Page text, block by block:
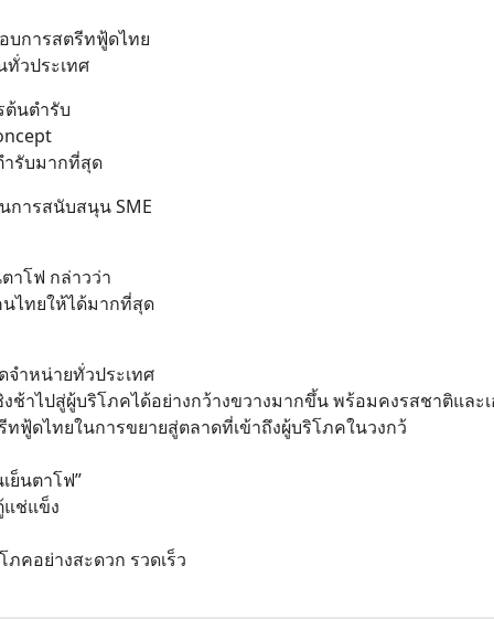
บการสตรีทฟู้ดไทย
ทั่วประเทศ
ต้นตำรับ
รับมากที่สุด
การสนับสนุน SME
าโฟ กล่าวว่า
นไทยให้ได้มากที่สุด
ำหน่ายทั่วประเทศ
ช้าไปสู่ผู้บริโภคได้อย่างกว้างขวางมากขึ้น พร้อมคงรสชาติแล
ฟู้ดไทยในการขยายสู่ตลาดที่เข้าถึงผู้บริโภคในวงกว้
ย็นตาโฟ”
แช่แข็ง
คอย่างสะดวก รวดเร็ว